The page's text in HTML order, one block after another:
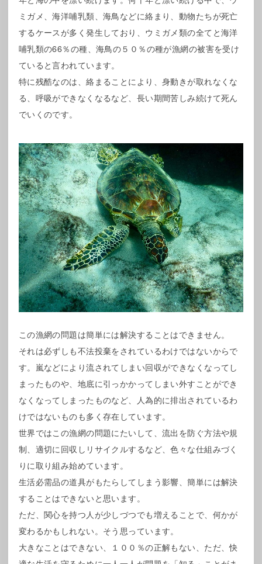
ミガメ、海洋哺乳類、海鳥などに絡まり、動物たちが死亡
するケースが多く発生しており、ウミガメ類の全てと海洋
哺乳類の66％の種、海鳥の５０％の種が漁網の被害を受け
ていると言われています。
特に残酷なのは、絡まることにより、身動きが取れなくな
る、呼吸ができなくなるなど、長い期間苦しみ続けて死ん
でいくのです。
この漁網の問題は簡単には解決することはできません。
それは必ずしも不法投棄をされているわけではないからで
す。嵐などにより流されてしまい回収ができなくなってし
まったものや、地底に引っかかってしまい外すことができ
なくなってしまったものなど、人為的に排出されているわ
けではないものも多く存在しています。
世界ではこの漁網の問題にたいして、流出を防ぐ方法や規
制、適切に回収しリサイクルするなど、色々な仕組みづく
りに取り組み始めています。
生活必需品の道具がもたらしてしまう影響、簡単には解決
することはできないと思います。
ただ、関心を持つ人が少しづつでも増えることで、何かが
変わるかもしれない。そう思っています。
大きなことはできない、１００％の正解もない、ただ、快